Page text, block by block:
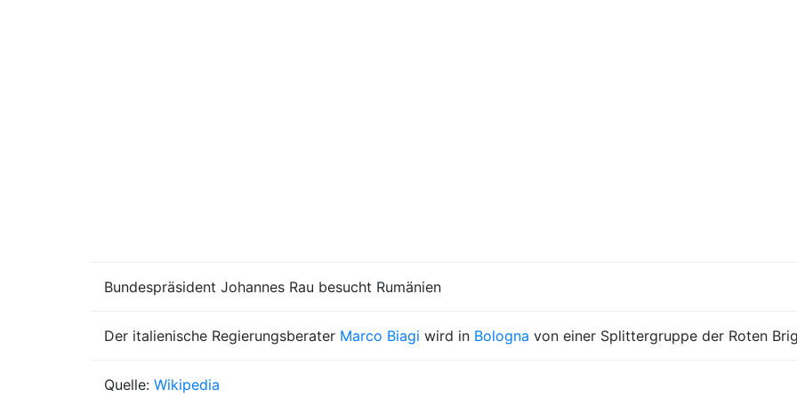
Bundespräsident Johannes Rau besucht Rumänien
Der italienische Regierungsberater Marco Biagi wird in Bologna von einer Splittergruppe der Roten
Quelle: Wikipedia